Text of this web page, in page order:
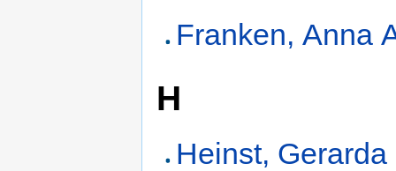
Franken, Anna
H
Heinst, Gerarda